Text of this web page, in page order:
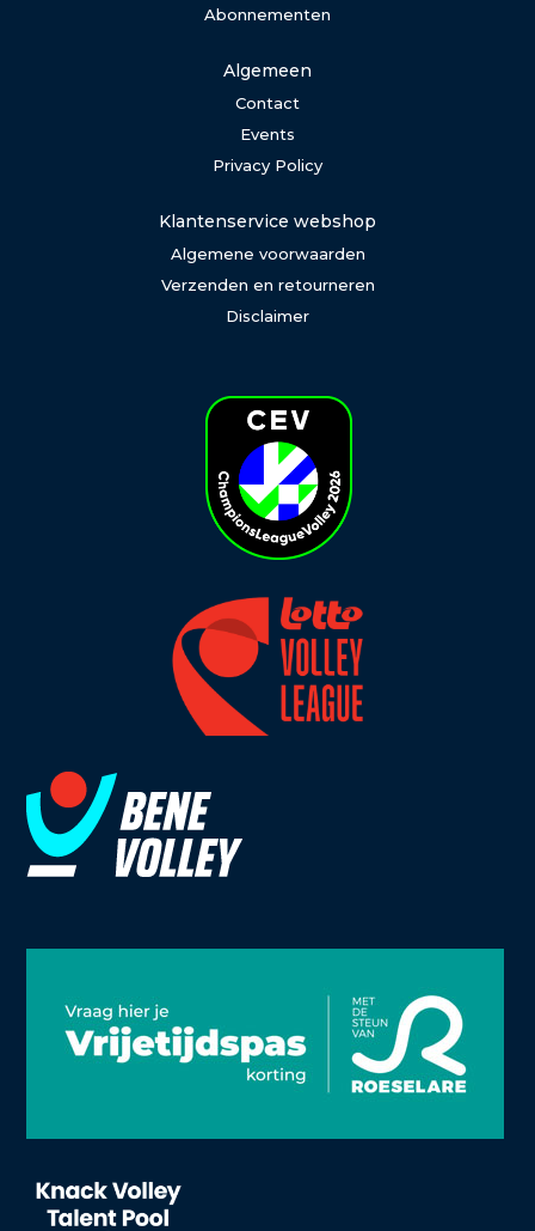
Abonnementen
Algemeen
Contact
Events
Privacy Policy
Klantenservice webshop
Algemene voorwaarden
Verzenden en retourneren
Disclaimer